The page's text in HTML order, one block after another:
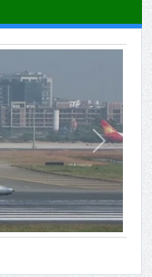
Next